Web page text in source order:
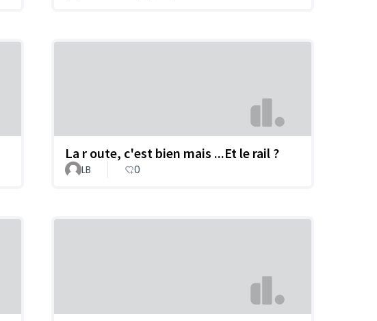
La r oute, c'est bien mais ...Et le rail ?
LB 0